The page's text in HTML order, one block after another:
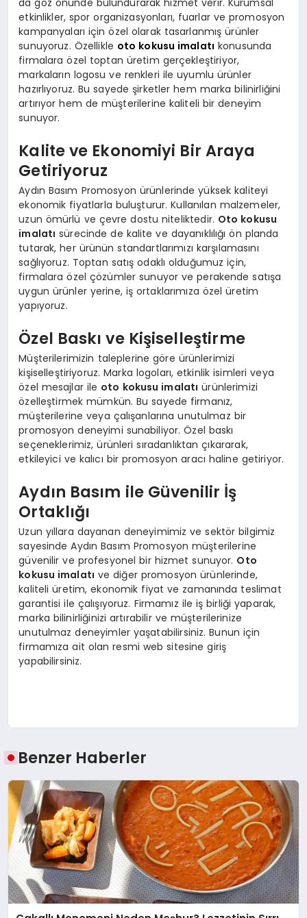
da göz önünde bulundurarak hizmet verir. Kurumsal
etkinlikler, spor organizasyonları, fuarlar ve promosyon
kampanyaları için özel olarak tasarlanmış ürünler
sunuyoruz. Özellikle oto kokusu imalatı konusunda
firmalara özel toptan üretim gerçekleştiriyor,
markaların logosu ve renkleri ile uyumlu ürünler
hazırlıyoruz. Bu sayede şirketler hem marka bilinirliğini
artırıyor hem de müşterilerine kaliteli bir deneyim
sunuyor.
Kalite ve Ekonomiyi Bir Araya
Getiriyoruz
Aydın Basım Promosyon ürünlerinde yüksek kaliteyi
ekonomik fiyatlarla buluşturur. Kullanılan malzemeler,
uzun ömürlü ve çevre dostu niteliktedir. Oto kokusu
imalatı sürecinde de kalite ve dayanıklılığı ön planda
tutarak, her ürünün standartlarımızı karşılamasını
sağlıyoruz. Toptan satış odaklı olduğumuz için,
firmalara özel çözümler sunuyor ve perakende satışa
uygun ürünler yerine, iş ortaklarımıza özel üretim
yapıyoruz.
Özel Baskı ve Kişiselleştirme
Müşterilerimizin taleplerine göre ürünlerimizi
kişiselleştiriyoruz. Marka logoları, etkinlik isimleri veya
özel mesajlar ile oto kokusu imalatı ürünlerimizi
özelleştirmek mümkün. Bu sayede firmanız,
müşterilerine veya çalışanlarına unutulmaz bir
promosyon deneyimi sunabiliyor. Özel baskı
seçeneklerimiz, ürünleri sıradanlıktan çıkararak,
etkileyici ve kalıcı bir promosyon aracı haline getiriyor.
Aydın Basım ile Güvenilir İş
Ortaklığı
Uzun yıllara dayanan deneyimimiz ve sektör bilgimiz
sayesinde Aydın Basım Promosyon müşterilerine
güvenilir ve profesyonel bir hizmet sunuyor. Oto
kokusu imalatı ve diğer promosyon ürünlerinde,
kaliteli üretim, ekonomik fiyat ve zamanında teslimat
garantisi ile çalışıyoruz. Firmamız ile iş birliği yaparak,
marka bilinirliğinizi artırabilir ve müşterilerinize
unutulmaz deneyimler yaşatabilirsiniz. Bunun için
firmamıza ait olan resmi web sitesine giriş
yapabilirsiniz.
Benzer Haberler